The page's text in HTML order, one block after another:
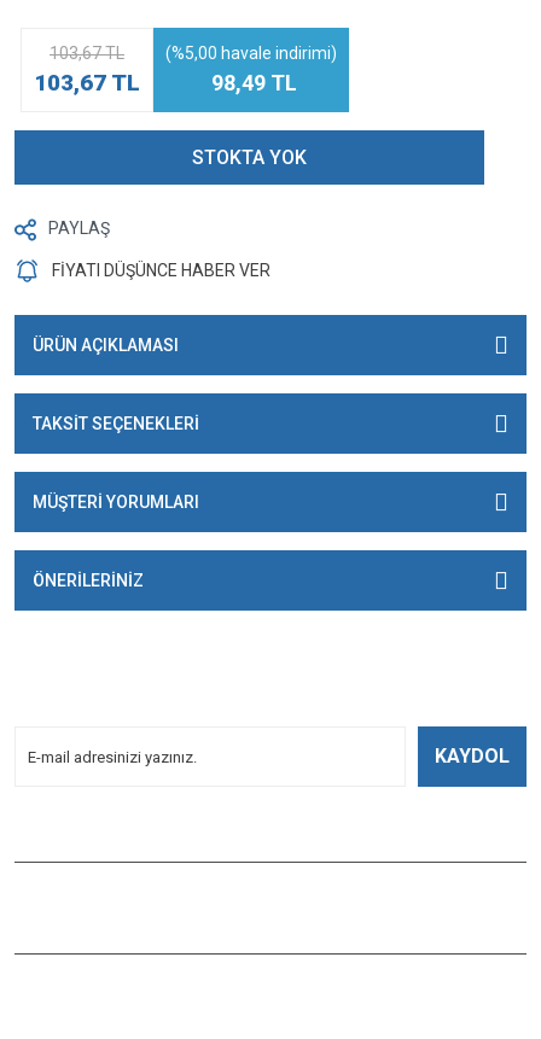
103,67 TL
103,67 TL
(%5,00 havale indirimi)
98,49 TL
STOKTA YOK
PAYLAŞ
FİYATI DÜŞÜNCE HABER VER
ÜRÜN AÇIKLAMASI
TAKSİT SEÇENEKLERİ
MÜŞTERİ YORUMLARI
ÖNERİLERİNİZ
KAYDOL